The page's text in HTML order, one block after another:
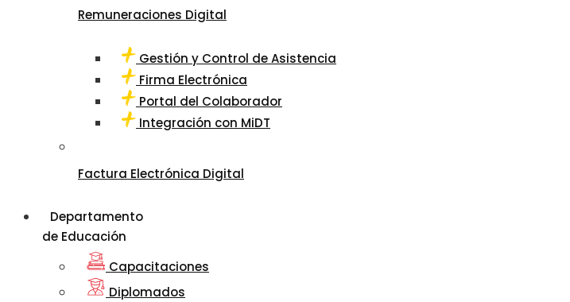
Remuneraciones Digital
Gestión y Control de Asistencia
Firma Electrónica
Portal del Colaborador
Integración con MiDT
Factura Electrónica Digital
Departamento
de Educación
Capacitaciones
Diplomados